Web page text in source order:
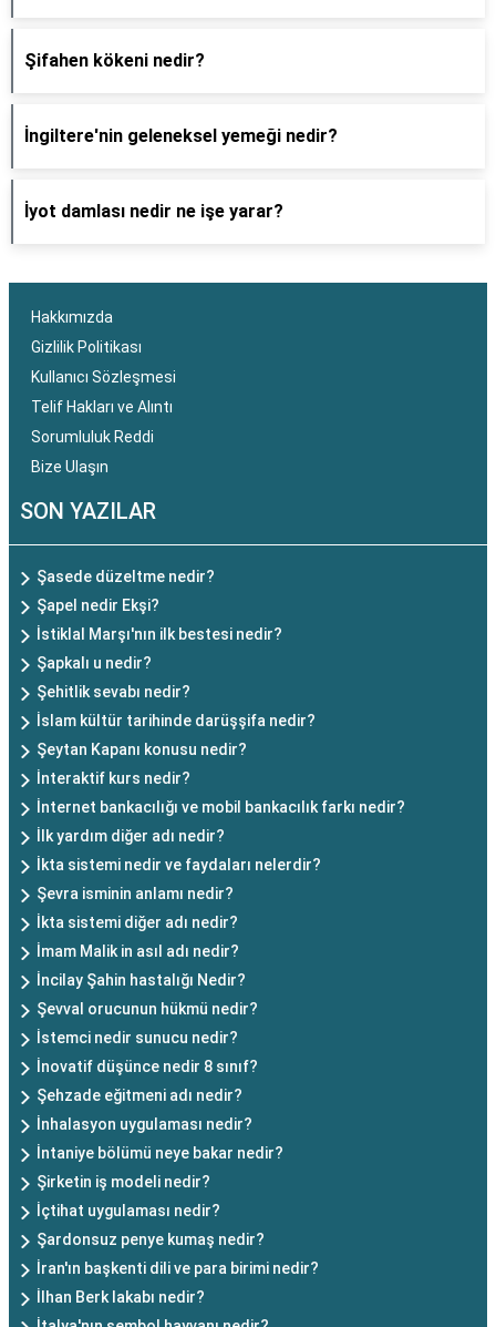
Şifahen kökeni nedir?
İngiltere'nin geleneksel yemeği nedir?
İyot damlası nedir ne işe yarar?
Hakkımızda
Gizlilik Politikası
Kullanıcı Sözleşmesi
Telif Hakları ve Alıntı
Sorumluluk Reddi
Bize Ulaşın
SON YAZILAR
Şasede düzeltme nedir?
Şapel nedir Ekşi?
İstiklal Marşı'nın ilk bestesi nedir?
Şapkalı u nedir?
Şehitlik sevabı nedir?
İslam kültür tarihinde darüşşifa nedir?
Şeytan Kapanı konusu nedir?
İnteraktif kurs nedir?
İnternet bankacılığı ve mobil bankacılık farkı nedir?
İlk yardım diğer adı nedir?
İkta sistemi nedir ve faydaları nelerdir?
Şevra isminin anlamı nedir?
İkta sistemi diğer adı nedir?
İmam Malik in asıl adı nedir?
İncilay Şahin hastalığı Nedir?
Şevval orucunun hükmü nedir?
İstemci nedir sunucu nedir?
İnovatif düşünce nedir 8 sınıf?
Şehzade eğitmeni adı nedir?
İnhalasyon uygulaması nedir?
İntaniye bölümü neye bakar nedir?
Şirketin iş modeli nedir?
İçtihat uygulaması nedir?
Şardonsuz penye kumaş nedir?
İran'ın başkenti dili ve para birimi nedir?
İlhan Berk lakabı nedir?